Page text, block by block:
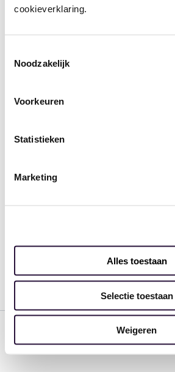
cookieverklaring.
Noodzakelijk
Voorkeuren
Statistieken
Marketing
Alles toestaan
Selectie toestaan
Weigeren
Copyright © 2026 Ovivio |
Theme